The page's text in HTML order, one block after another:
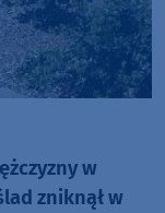
w
zniknął w